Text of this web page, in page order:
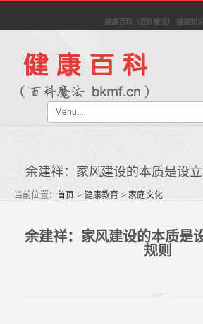
健康百科（百科魔法） 健康
余建祥：家风建设的本质是设
当前位置：首页 >健康教育 >家庭文化
余建祥：家风建设的本质是
规则